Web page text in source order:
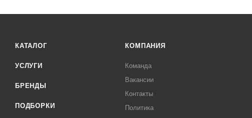
КАТАЛОГ
УСЛУГИ
БРЕНДЫ
ПОДБОРКИ
КОМПАНИЯ
Команда
Вакансии
Контакты
Политика